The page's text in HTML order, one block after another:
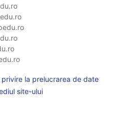
la prelucrarea de date
site-ului